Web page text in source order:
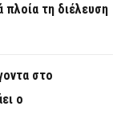
πλοία τη διέλευση
στο
ο